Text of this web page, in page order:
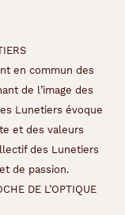
en commun des
de l’image des
Lunetiers évoque
et des valeurs
des Lunetiers
de passion.
DE L’OPTIQUE